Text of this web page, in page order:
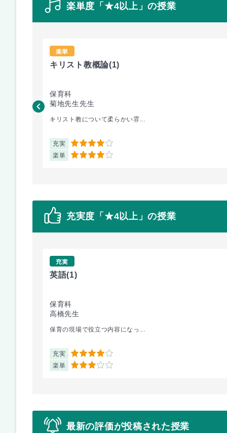
楽単度「★4以上」の授業
楽単
キリスト教概論(1)
保育科
菊地先生先生
キリスト教について柔らかい雰...
充実 4
楽単 4
充実度「★4以上」の授業
充実
英語(1)
保育科
高橋先生
保育の現場で役立つ内容になっ...
充実 4
楽単 3
最新の評価が投稿された授業